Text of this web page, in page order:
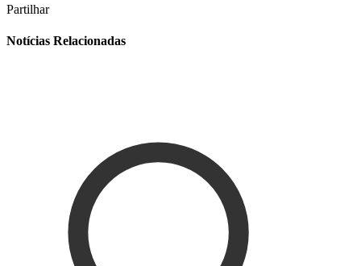
Partilhar
Notícias Relacionadas